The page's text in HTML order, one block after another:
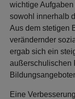
wichtige
sowohl innerhalb
Aus dem stetigen
verändernder
ergab sich ein
außerschulischen
Eine